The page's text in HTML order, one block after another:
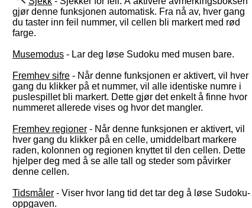
gjør denne funksjonen automatisk. Fra nå av, hver gang
du taster inn feil nummer, vil cellen bli markert med rød
farge.
Musemodus - Lar deg løse Sudoku med musen bare.
Fremhev sifre - Når denne funksjonen er aktivert, vil hver
gang du klikker på et nummer, vil alle identiske numre i
puslespillet bli markert. Dette gjør det enkelt å finne hvor
nummeret allerede vises og hvor det mangler.
Fremhev regioner - Når denne funksjonen er aktivert, vil
hver gang du klikker på en celle, umiddelbart markere
raden, kolonnen og regionen knyttet til den cellen. Dette
hjelper deg med å se alle tall og steder som påvirker
denne cellen.
Tidsmåler - Viser hvor lang tid det tar deg å løse Sudoku-
oppgaven.